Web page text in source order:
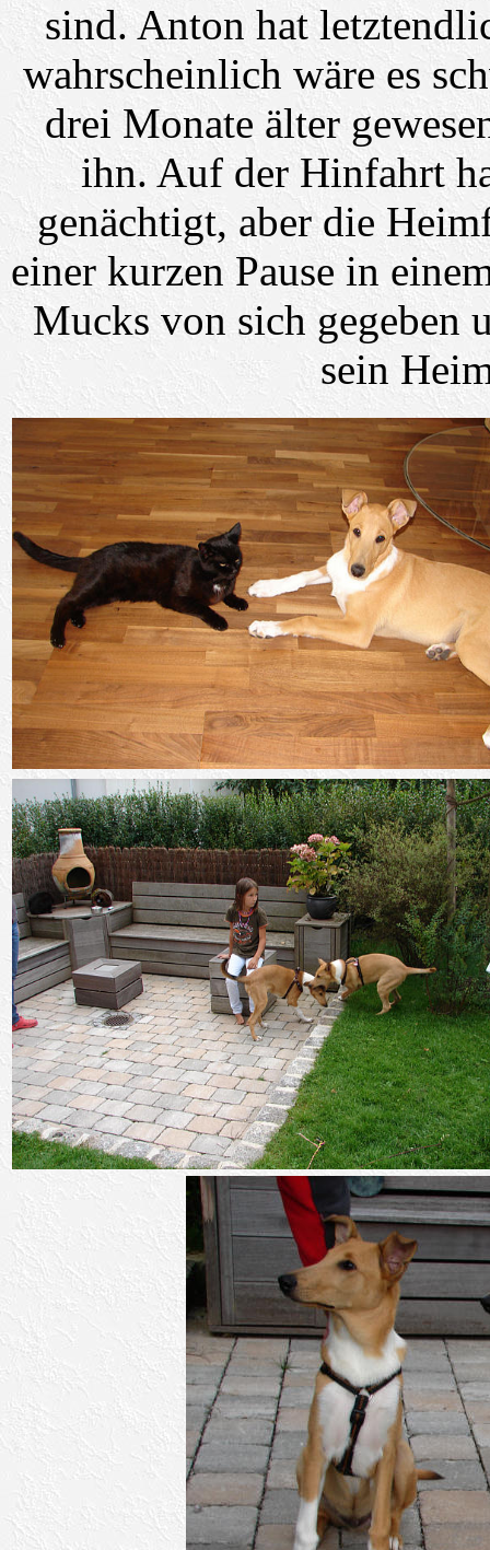
sind. Anton hat
wahrscheinlich wäre es
drei Monate älter
ihn. Auf der Hinfahrt
genächtigt, aber die
einer kurzen Pause in
Mucks von sich gegeben
sein